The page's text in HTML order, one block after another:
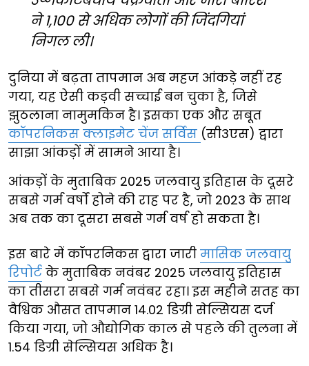
ने 1,100 से अधिक लोगों की जिंदगियां
निगल ली।
दुनिया में बढ़ता तापमान अब महज आंकड़े नहीं रह
गया, यह ऐसी कड़वी सच्चाई बन चुका है, जिसे
झुठलाना नामुमकिन है। इसका एक और सबूत
कॉपरनिकस क्लाइमेट चेंज सर्विस (सी3एस) द्वारा
साझा आंकड़ों में सामने आया है।
आंकड़ों के मुताबिक 2025 जलवायु इतिहास के दूसरे
सबसे गर्म वर्षों होने की राह पर है, जो 2023 के साथ
अब तक का दूसरा सबसे गर्म वर्ष हो सकता है।
इस बारे में कॉपरनिकस द्वारा जारी मासिक जलवायु
रिपोर्ट के मुताबिक नवंबर 2025 जलवायु इतिहास
का तीसरा सबसे गर्म नवंबर रहा। इस महीने सतह का
वैश्विक औसत तापमान 14.02 डिग्री सेल्सियस दर्ज
किया गया, जो औद्योगिक काल से पहले की तुलना में
1.54 डिग्री सेल्सियस अधिक है।